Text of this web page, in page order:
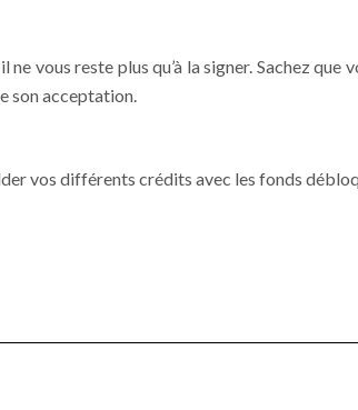
vous reste plus qu’à la signer. Sachez
son acceptation.
vos différents crédits avec les fonds